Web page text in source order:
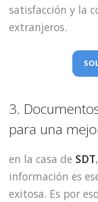
satisfacción y la
extranjeros.
3.
para una
en la casa de SDT
información es
exitosa. Es por